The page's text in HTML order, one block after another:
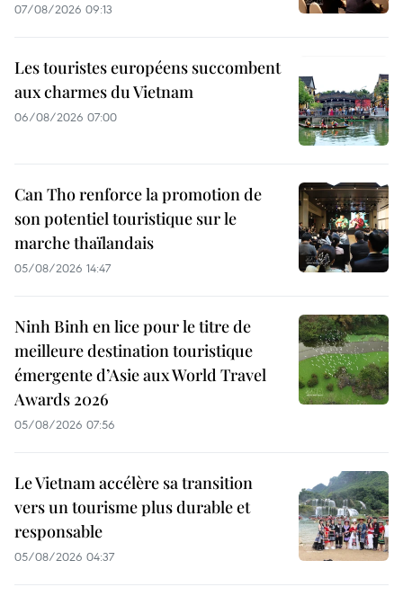
07/08/2026 09:13
Les touristes européens succombent
aux charmes du Vietnam
06/08/2026 07:00
Can Tho renforce la promotion de
son potentiel touristique sur le
marche thaïlandais
05/08/2026 14:47
Ninh Binh en lice pour le titre de
meilleure destination touristique
émergente d’Asie aux World Travel
Awards 2026
05/08/2026 07:56
Le Vietnam accélère sa transition
vers un tourisme plus durable et
responsable
05/08/2026 04:37